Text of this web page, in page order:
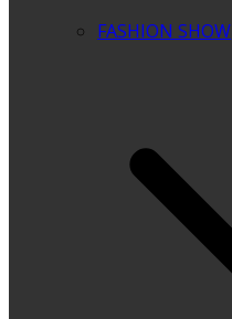
FASHION SHOW